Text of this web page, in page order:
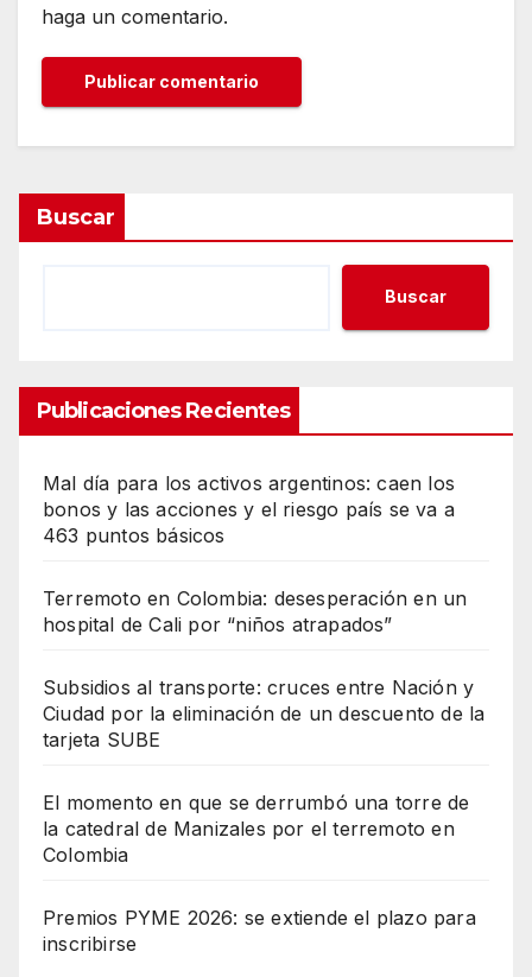
haga un comentario.
Buscar
Buscar
Publicaciones Recientes
Mal día para los activos argentinos: caen los
bonos y las acciones y el riesgo país se va a
463 puntos básicos
Terremoto en Colombia: desesperación en un
hospital de Cali por “niños atrapados”
Subsidios al transporte: cruces entre Nación y
Ciudad por la eliminación de un descuento de la
tarjeta SUBE
El momento en que se derrumbó una torre de
la catedral de Manizales por el terremoto en
Colombia
Premios PYME 2026: se extiende el plazo para
inscribirse